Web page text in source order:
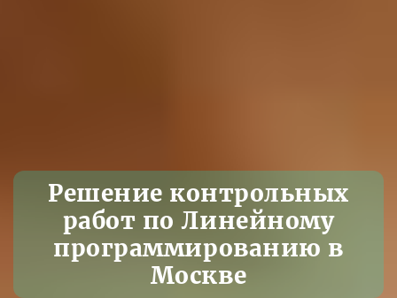
Решение контрольных
работ по Линейному
программированию в
Москве